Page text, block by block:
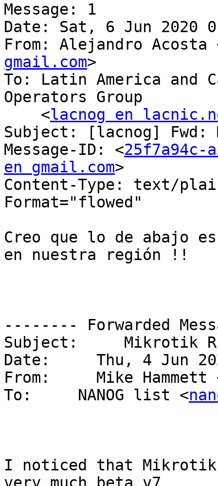
Message: 1
Date: Sat, 6 Jun 2020
From: Alejandro Acosta
gmail.com>
To: Latin America and
Operators Group
<lacnog en
Subject: [lacnog] Fwd:
Message-ID: <25f7a94c-
en gmail.com>
Content-Type: text/
Format="flowed"
Creo que lo de abajo
en nuestra región !!
-------- Forwarded
Subject:     Mikrotik
Date:     Thu, 4 Jun
From:     Mike Hammett
To:     NANOG list <
I noticed that Mikrotik